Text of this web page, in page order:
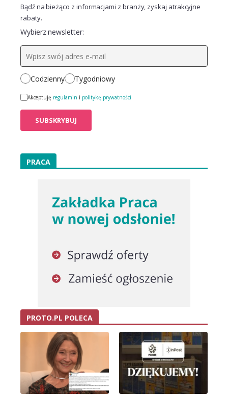
Bądź na bieżąco z informacjami z branży, zyskaj atrakcyjne
rabaty.
Wybierz newsletter:
Codzienny Tygodniowy
Akceptuję regulamin i politykę prywatności
PRACA
PROTO.PL POLECA